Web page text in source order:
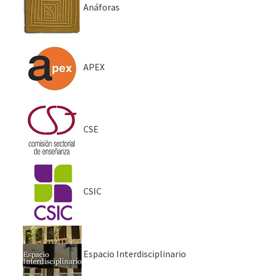
Anáforas
APEX
CSE
CSIC
Espacio Interdisciplinario